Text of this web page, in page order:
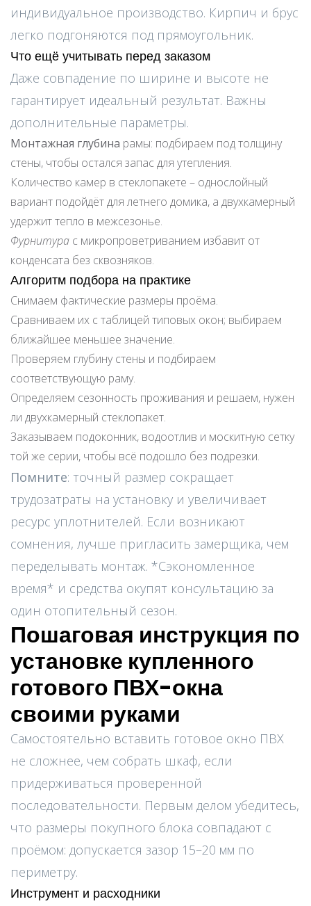
индивидуальное производство. Кирпич и брус
легко подгоняются под прямоугольник.
Что ещё учитывать перед заказом
Даже совпадение по ширине и высоте не
гарантирует идеальный результат. Важны
дополнительные параметры.
Монтажная глубина рамы: подбираем под толщину
стены, чтобы остался запас для утепления.
Количество камер в стеклопакете – однослойный
вариант подойдёт для летнего домика, а двухкамерный
удержит тепло в межсезонье.
Фурнитура с микропроветриванием избавит от
конденсата без сквозняков.
Алгоритм подбора на практике
Снимаем фактические размеры проёма.
Сравниваем их с таблицей типовых окон; выбираем
ближайшее меньшее значение.
Проверяем глубину стены и подбираем
соответствующую раму.
Определяем сезонность проживания и решаем, нужен
ли двухкамерный стеклопакет.
Заказываем подоконник, водоотлив и москитную сетку
той же серии, чтобы всё подошло без подрезки.
Помните: точный размер сокращает
трудозатраты на установку и увеличивает
ресурс уплотнителей. Если возникают
сомнения, лучше пригласить замерщика, чем
переделывать монтаж. *Сэкономленное
время* и средства окупят консультацию за
один отопительный сезон.
Пошаговая инструкция по
установке купленного
готового ПВХ-окна
своими руками
Самостоятельно вставить готовое окно ПВХ
не сложнее, чем собрать шкаф, если
придерживаться проверенной
последовательности. Первым делом убедитесь,
что размеры покупного блока совпадают с
проёмом: допускается зазор 15–20 мм по
периметру.
Инструмент и расходники